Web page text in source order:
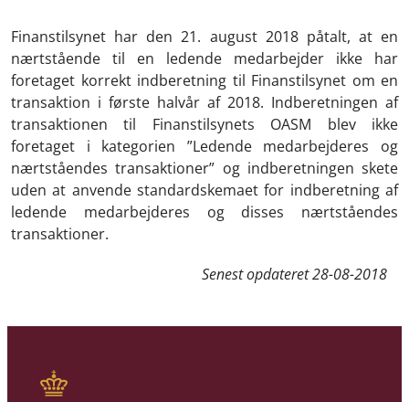
Finanstilsynet har den 21. august 2018 påtalt, at en
nærtstående til en ledende medarbejder ikke har
foretaget korrekt indberetning til Finanstilsynet om en
transaktion i første halvår af 2018. Indberetningen af
transaktionen til Finanstilsynets OASM blev ikke
foretaget i kategorien ”Ledende medarbejderes og
nærtståendes transaktioner” og indberetningen skete
uden at anvende standardskemaet for indberetning af
ledende medarbejderes og disses nærtståendes
transaktioner.
Senest opdateret28-08-2018